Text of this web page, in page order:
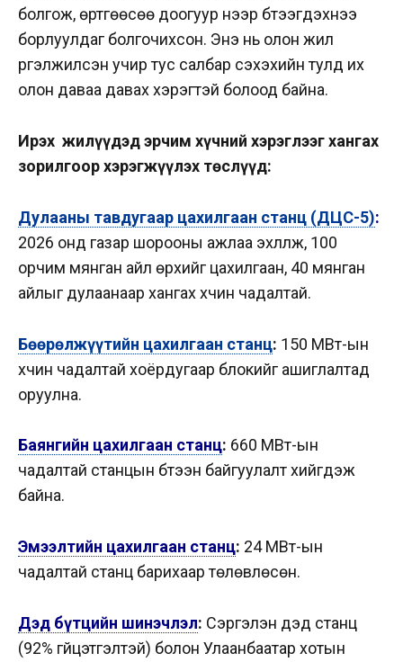
болгож, өртгөөсөө доогуур үнээр бүтээгдэхүүнээ
борлуулдаг болгочихсон. Энэ нь олон жил
үргэлжилсэн учир тус салбар сэхэхийн тулд их
олон даваа давах хэрэгтэй болоод байна.
Ирэх жилүүдэд эрчим хүчний хэрэглээг хангах
зорилгоор хэрэгжүүлэх төслүүд:
Дулааны тавдугаар цахилгаан станц (ДЦС-5):
2026 онд газар шорооны ажлаа эхлүүлж, 100
орчим мянган айл өрхийг цахилгаан, 40 мянган
айлыг дулаанаар хангах хүчин чадалтай.
Бөөрөлжүүтийн цахилгаан станц: 150 МВт-ын
хүчин чадалтай хоёрдугаар блокийг ашиглалтад
оруулна.
Баянгийн цахилгаан станц: 660 МВт-ын
чадалтай станцын бүтээн байгуулалт хийгдэж
байна.
Эмээлтийн цахилгаан станц: 24 МВт-ын
чадалтай станц барихаар төлөвлөсөн.
Дэд бүтцийн шинэчлэл: Сэргэлэн дэд станц
(92% гүйцэтгэлтэй) болон Улаанбаатар хотын